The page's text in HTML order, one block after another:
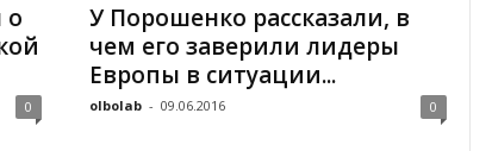
о
0
У Порошенко рассказали, в
чем его заверили лидеры
Европы в ситуации...
olbolab - 09.06.2016 0